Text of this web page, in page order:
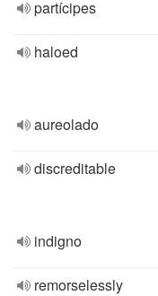
partícipes
haloed
aureolado
discreditable
indigno
remorselessly